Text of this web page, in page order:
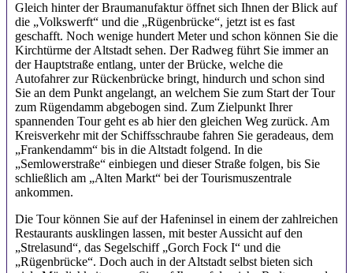
Gleich hinter der Braumanufaktur öffnet sich Ihnen der Blick auf
die „Volkswerft“ und die „Rügenbrücke“, jetzt ist es fast
geschafft. Noch wenige hundert Meter und schon können Sie die
Kirchtürme der Altstadt sehen. Der Radweg führt Sie immer an
der Hauptstraße entlang, unter der Brücke, welche die
Autofahrer zur Rückenbrücke bringt, hindurch und schon sind
Sie an dem Punkt angelangt, an welchem Sie zum Start der Tour
zum Rügendamm abgebogen sind. Zum Zielpunkt Ihrer
spannenden Tour geht es ab hier den gleichen Weg zurück. Am
Kreisverkehr mit der Schiffsschraube fahren Sie geradeaus, dem
„Frankendamm“ bis in die Altstadt folgend. In die
„Semlowerstraße“ einbiegen und dieser Straße folgen, bis Sie
schließlich am „Alten Markt“ bei der Tourismuszentrale
ankommen.
Die Tour können Sie auf der Hafeninsel in einem der zahlreichen
Restaurants ausklingen lassen, mit bester Aussicht auf den
„Strelasund“, das Segelschiff „Gorch Fock I“ und die
„Rügenbrücke“. Doch auch in der Altstadt selbst bieten sich